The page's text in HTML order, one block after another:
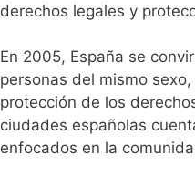
derechos legales y
En 2005, España se
personas del mismo
protección de los
ciudades españolas
enfocados en la